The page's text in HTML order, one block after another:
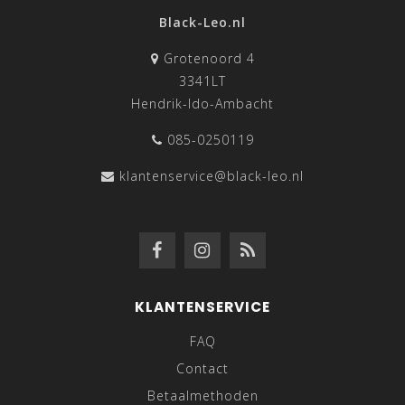
Black-Leo.nl
Grotenoord 4
3341LT
Hendrik-Ido-Ambacht
085-0250119
klantenservice@black-leo.nl
KLANTENSERVICE
FAQ
Contact
Betaalmethoden